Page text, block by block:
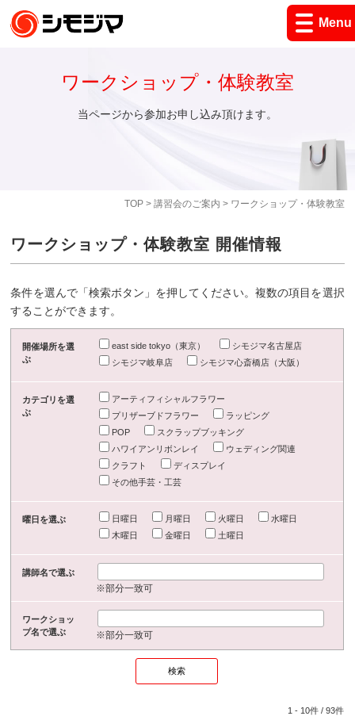
Menu
TOP> 講習会のご案内 > ワークショップ・体験教室
ワークショップ・体験教室
当ページから参加お申し込み頂けます。
ワークショップ・体験教室 開催情報
条件を選んで「検索ボタン」を押してください。複数の項目を選択
することができます。
開催場所を選
ぶ
east side tokyo（東京）
シモジマ名古屋店
シモジマ岐阜店
シモジマ心斎橋店（大阪）
カテゴリを選
ぶ
アーティフィシャルフラワー
プリザーブドフラワー
ラッピング
POP
スクラップブッキング
ハワイアンリボンレイ
ウェディング関連
クラフト
ディスプレイ
その他手芸・工芸
曜日を選ぶ 日曜日 月曜日 火曜日
水曜日
木曜日
金曜日 土曜日
講師名で選ぶ
※部分一致可
ワークショッ
プ名で選ぶ
※部分一致可
1 - 10件 /93件